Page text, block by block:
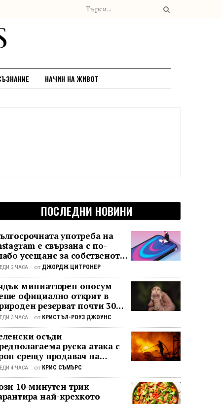
НАЧИН НА ЖИВОТ
ПОСЛЕДНИ НОВИНИ
употреба на
е свързана с по-
усещане за собственото
показва проучване
2 ЧАСА от ДЖОРДЖ ЦИТРОНЕР
миниатюрен опосум
официално открит в
резерват почти 30
след последното му
3 ЧАСА от КРИСТЪЛ-РОУЗ ДЖОУНС
осъди
руска атака с
срещу продавач на
4 ЧАСА от КРИС СЪМЪРС
10-минутен трик
най-крехкото